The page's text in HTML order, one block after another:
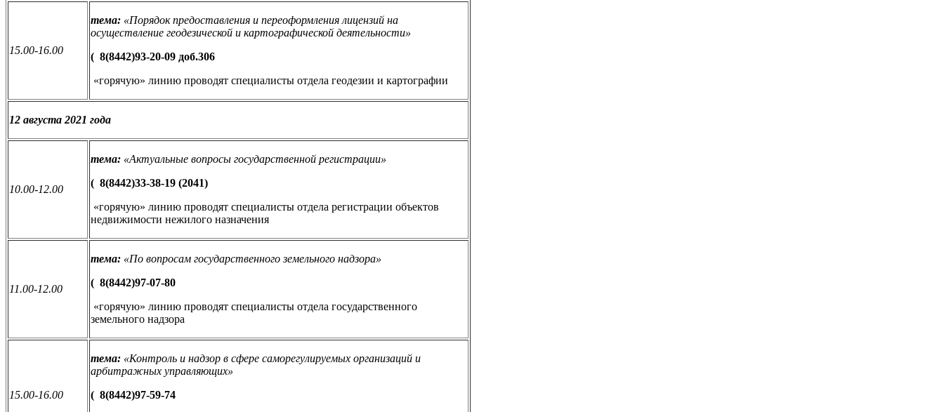
15.00-16.00
тема: «Порядок предоставления и переоформления лицензий на
осуществление геодезической и картографической деятельности»
( 8(8442)93-20-09 доб.306
«горячую» линию проводят специалисты отдела геодезии и картографии
12 августа 2021 года
10.00-12.00
тема: «Актуальные вопросы государственной регистрации»
( 8(8442)33-38-19 (2041)
«горячую» линию проводят специалисты отдела регистрации объектов
недвижимости нежилого назначения
11.00-12.00
тема: «По вопросам государственного земельного надзора»
( 8(8442)97-07-80
«горячую» линию проводят специалисты отдела государственного
земельного надзора
15.00-16.00
тема: «Контроль и надзор в сфере саморегулируемых организаций и
арбитражных управляющих»
( 8(8442)97-59-74